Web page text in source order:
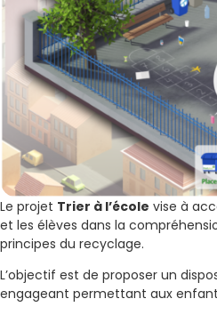
Le projet Trier à l’école vise à
et les élèves dans la
principes du recyclage.
L’objectif est de proposer un
engageant permettant aux